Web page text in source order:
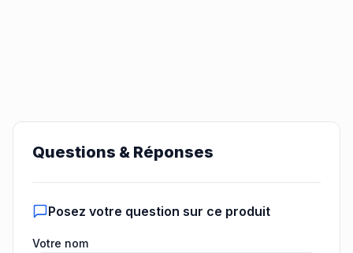
Questions & Réponses
Posez votre question sur ce produit
Votre nom